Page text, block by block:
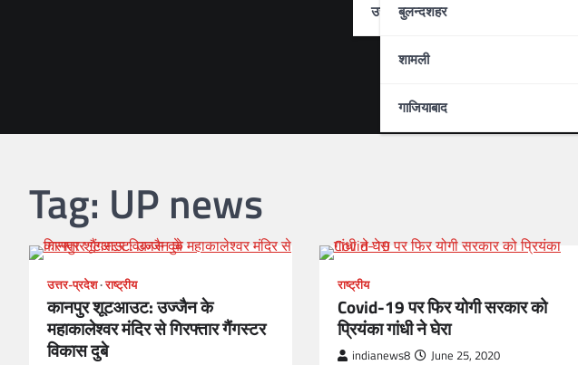
उत्तर-प्रदेश
बुलन्दशहर
शामली
गाजियाबाद
Tag: UP news
उत्तर-प्रदेश राष्ट्रीय
कानपुर शूटआउट: उज्जैन के
महाकालेश्वर मंदिर से गिरफ्तार गैंगस्टर
विकास दुबे
राष्ट्रीय
Covid-19 पर फिर योगी सरकार को
प्रियंका गांधी ने घेरा
indianews8 June 25, 2020